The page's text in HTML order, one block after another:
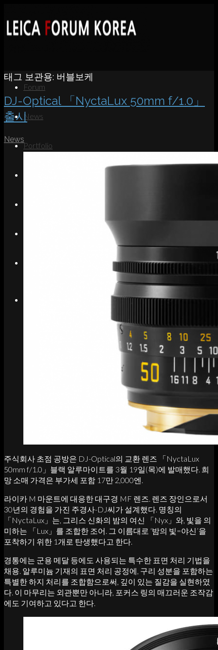
Forum
News
Portfolio
태그 보관용: 버블보케
DJ-Optical 「NyctaLux 50mm f/1.0」
출시
News
주식회사 초점 공방은 DJ-Optical의 교환 렌즈 「NyctaLux
50mm f/1.0」블랙 알루마이트를 3월 19일(목)에 발매했다. 희
망 소매 가격은 부가세 포함 17만 2,000엔.
라이카 M 마운트에 대응한 대구경 MF 렌즈. 렌즈 장인으로서
30년의 경험을 가진 주경사-DJ씨가 설계했다. 명칭의
「NyctaLux」는, 그리스 신화의 밤의 여신 「Nyx」와, 빛을 의
미하는 「Lux」를 조합한 조어. 그 이름대로 ‘밤의 빛=야신’을
포착하기 위한 1개로 탄생했다고 한다.
경통에는 군용 메달 등에도 사용되는 특수한 표면 처리 기법을
채용. 알루미늄 기재의 표면 처리 공정에, 구리 성분을 포함하는
특별한 하지 처리를 조합함으로써, 깊이 있는 질감을 실현하였
다. 이 마무리는 외관뿐만 아니라, 포커스 링의 매끄러운 조작감
에도 기여하고 있다고 한다.